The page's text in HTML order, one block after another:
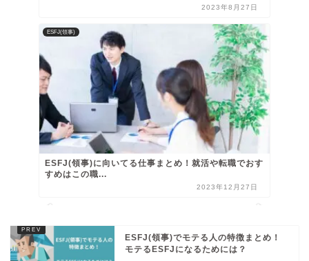
2023年8月27日
ESFJ(領事)
ESFJ(領事)に向いてる仕事まとめ！就活や転職でおす
すめはこの職...
2023年12月27日
ESFJ(領事)でモテる人の特徴まとめ！
モテるESFJになるためには？